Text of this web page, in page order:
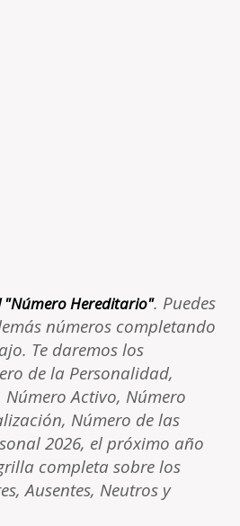
"Número Hereditario". Puedes
números completando
Te daremos los
de la Personalidad,
Activo, Número
Número de las
2026, el próximo año
completa sobre los
Ausentes, Neutros y